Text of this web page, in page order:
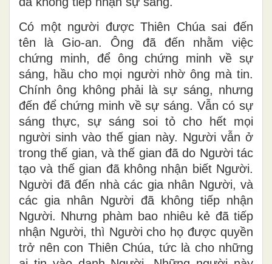
sự sống, và sự sống là sự sáng của nhân
loại; sự sáng chiếu soi trong u tối, và u tối
đã không tiếp nhận sự sáng.
Có một người được Thiên Chúa sai đến
tên là Gio-an. Ông đã đến nhằm việc
chứng minh, để ông chứng minh về sự
sáng, hầu cho mọi người nhờ ông mà tin.
Chính ông không phải là sự sáng, nhưng
đến để chứng minh về sự sáng. Vẫn có sự
sáng thực, sự sáng soi tỏ cho hết mọi
người sinh vào thế gian này. Người vẫn ở
trong thế gian, và thế gian đã do Người tác
tạo và thế gian đã không nhận biết Người.
Người đã đến nhà các gia nhân Người, và
các gia nhân Người đã không tiếp nhận
Người. Nhưng phàm bao nhiêu kẻ đã tiếp